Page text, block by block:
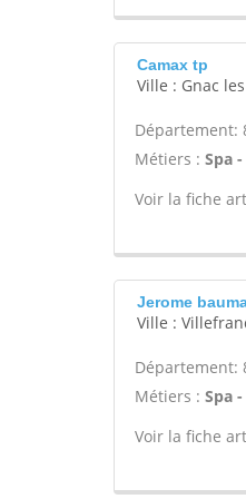
Camax tp
Ville : Gnac
Département:
Métiers : Spa -
Voir la fiche
Jerome
Ville :
Département:
Métiers : Spa -
Voir la fiche